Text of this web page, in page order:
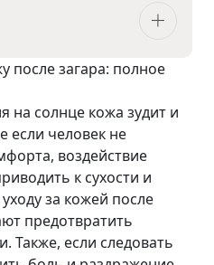
на солнце кожа зудит и
если человек не
воздействие
к сухости и
за кожей после
предотвратить
Также, если следовать